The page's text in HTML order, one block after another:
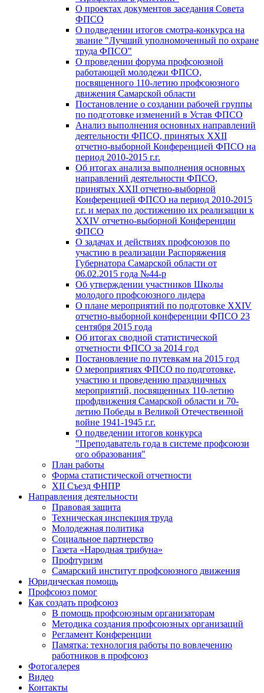
О проектах документов заседания Совета
ФПСО
О подведении итогов смотра-конкурса на
звание "Лучший уполномоченный по охране
труда ФПСО"
О проведении форума профсоюзной
работающей молодежи ФПСО,
посвященного 110-летию профсоюзного
движения Самарской области
Постановление о создании рабочей группы
по подготовке изменений в Устав ФПСО
Анализ выполнения основных направлений
деятельности ФПСО, принятых XXII
отчетно-выборной Конференцией ФПСО на
период 2010-2015 г.г.
Об итогах анализа выполнения основных
направлений деятельности ФПСО,
принятых XXII отчетно-выборной
Конференцией ФПСО на период 2010-2015
г.г. и мерах по достижению их реализации к
XXIV отчетно-выборной Конференции
ФПСО
О задачах и действиях профсоюзов по
участию в реализации Распоряжения
Губернатора Самарской области от
06.02.2015 года №44-р
Об утверждении участников Школы
молодого профсоюзного лидера
О плане мероприятий по подготовке XXIV
отчетно-выборной конференции ФПСО 23
сентября 2015 года
Об итогах сводной статистической
отчетности ФПСО за 2014 год
Постановление по путевкам на 2015 год
О мероприятиях ФПСО по подготовке,
участию и проведению праздничных
мероприятий, посвященных 110-летию
профдвижения Самарской области и 70-
летию Победы в Великой Отечественной
войне 1941-1945 г.г.
О подведении итогов конкурса
"Преподаватель года в системе профсоюзн
ого образования"
План работы
Форма статистической отчетности
XII Съезд ФНПР
Направления деятельности
Правовая защита
Техническая инспекция труда
Молодежная политика
Социальное партнерство
Газета «Народная трибуна»
Профтуризм
Самарский институт профсоюзного движения
Юридическая помощь
Профсоюз помог
Как создать профсоюз
В помощь профсоюзным организаторам
Методика создания профсоюзных организаций
Регламент Конференции
Памятка: технология работы по вовлечению
работников в профсоюз
Фотогалерея
Видео
Контакты